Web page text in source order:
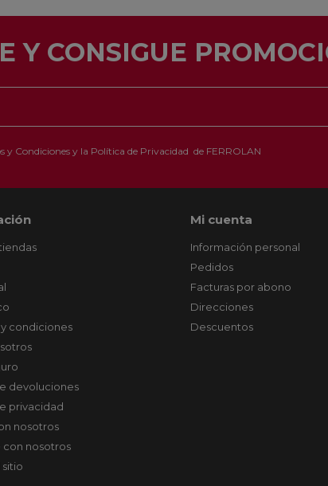
Y CONSIGUE
y Condicionesy la Política de Privacidad de FERROLAN
condiciones
devoluciones
privacidad
nosotros
nosotros
Mi cuenta
Información personal
Pedidos
Facturas por abono
Direcciones
Descuentos